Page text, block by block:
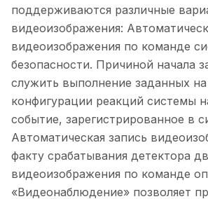
поддерживаются различные
видеоизображения:
видеоизображения по команде
безопасности. Причиной начала
служить выполнение заданных
конфигурации реакций системы
событие, зарегистрированное в
Автоматическая запись
факту срабатывания детектора
видеоизображения по команде
«Видеонаблюдение» позволяет